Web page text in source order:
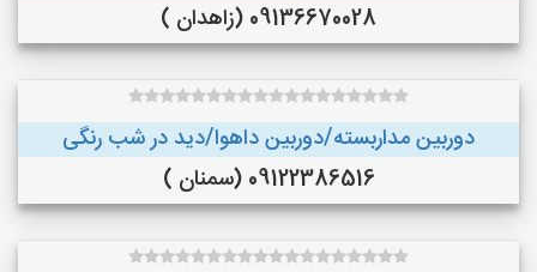
09136670028 (زاهدان )
دوربین مداربسته/دوربین داهوا/دید در شب رنگی
09122386516 (سمنان )